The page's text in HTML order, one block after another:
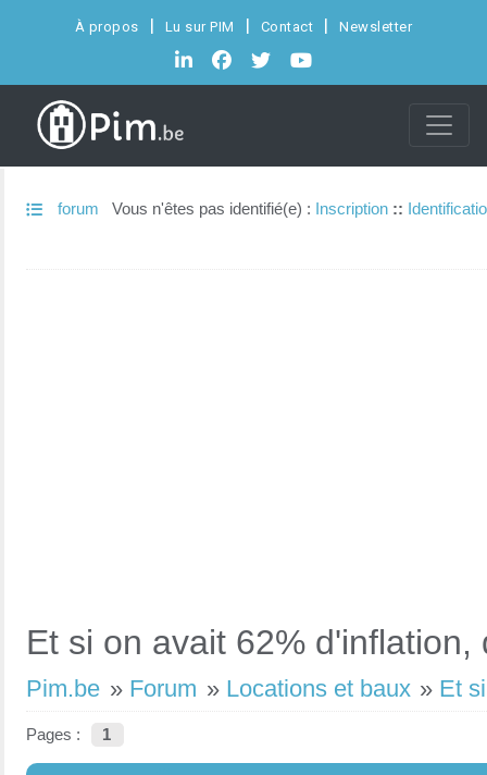
À propos Lu sur PIM Contact Newsletter
forum Vous n'êtes pas identifié(e) : Inscription ::
Et si on avait 62%
Pim.be » Forum » Locations et baux » Et
Pages : 1